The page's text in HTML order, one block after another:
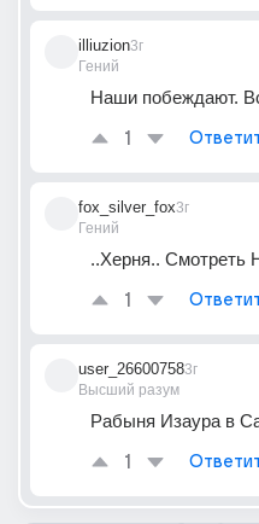
illiuzion
Гений
3г
Наши побеждают.
1
fox_silver_fox
Гений
3г
..Херня.. Смотреть
1
user_26600758
Высший разум
3г
Рабыня Изаура в
1